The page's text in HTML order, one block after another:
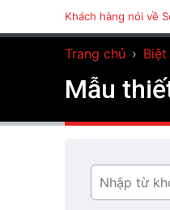
Khách hàng nói về
Trang chủ ›
Mẫu
Tìm